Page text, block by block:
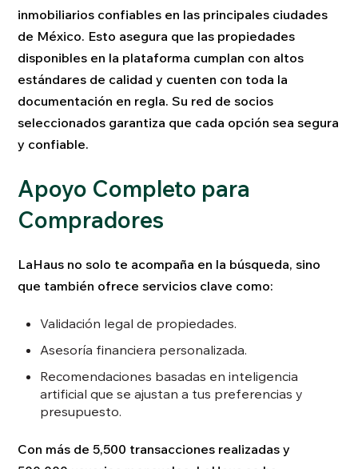
inmobiliarios confiables en las principales ciudades
de México. Esto asegura que las propiedades
disponibles en la plataforma cumplan con altos
estándares de calidad y cuenten con toda la
documentación en regla. Su red de socios
seleccionados garantiza que cada opción sea segura
y confiable.
Apoyo Completo para
Compradores
LaHaus no solo te acompaña en la búsqueda, sino
que también ofrece servicios clave como:
Validación legal de propiedades.
Asesoría financiera personalizada.
Recomendaciones basadas en inteligencia
artificial que se ajustan a tus preferencias y
presupuesto.
Con más de 5,500 transacciones realizadas y